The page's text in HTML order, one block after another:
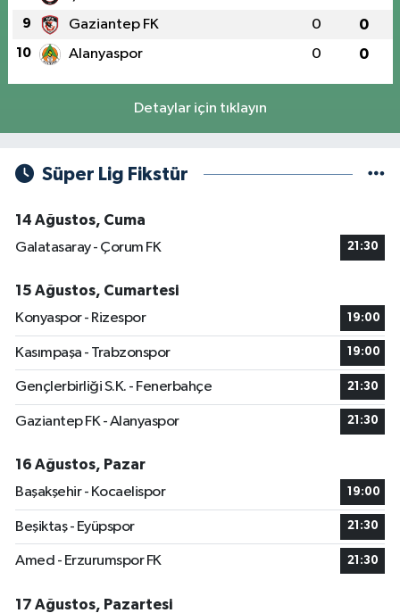
9 Gaziantep FK 0 0
10 Alanyaspor 0 0
Detaylar için tıklayın
Süper Lig Fikstür
14 Ağustos, Cuma
Galatasaray - Çorum FK
21:30
15 Ağustos, Cumartesi
Konyaspor - Rizespor
19:00
Kasımpaşa - Trabzonspor 19:00
Gençlerbirliği S.K. - Fenerbahçe 21:30
Gaziantep FK - Alanyaspor 21:30
16 Ağustos, Pazar
Başakşehir - Kocaelispor
19:00
Beşiktaş - Eyüpspor 21:30
Amed - Erzurumspor FK 21:30
17 Ağustos, Pazartesi